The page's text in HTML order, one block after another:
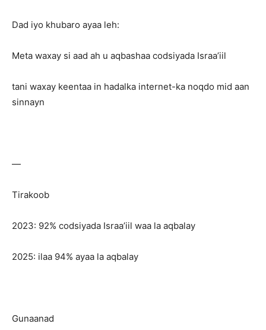
Dad iyo khubaro ayaa leh:
Meta waxay si aad ah u aqbashaa codsiyada Israa’iil
tani waxay keentaa in hadalka internet-ka noqdo mid aan
sinnayn
—
Tirakoob
2023: 92% codsiyada Israa’iil waa la aqbalay
2025: ilaa 94% ayaa la aqbalay
Gunaanad